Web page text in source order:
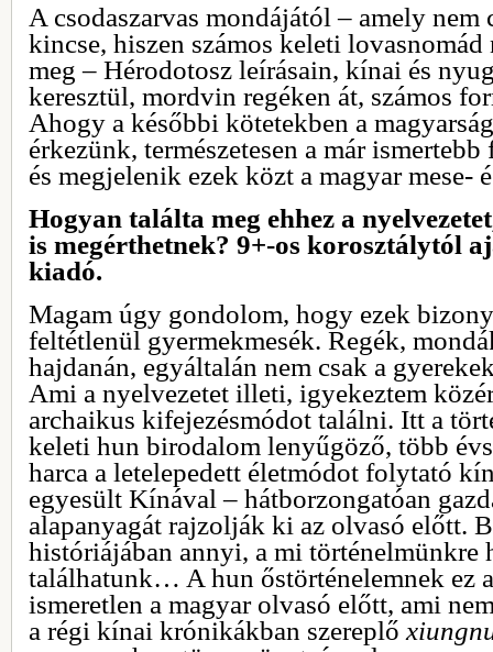
A csodaszarvas mondájától – amely nem
kincse, hiszen számos keleti
meg – Hérodotosz leírásain, kínai és
keresztül, mordvin regéken át, számos
Ahogy a későbbi kötetekben a
érkezünk, természetesen a már
és megjelenik ezek közt a magyar mese-
Hogyan találta meg ehhez a
is megérthetnek? 9+-os korosztálytól
kiadó.
Magam úgy gondolom, hogy ezek
feltétlenül gyermekmesék. Regék,
hajdanán, egyáltalán nem csak a
Ami a nyelvezetet illeti, igyekeztem
archaikus kifejezésmódot találni. Itt a
keleti hun birodalom lenyűgöző, több
harca a letelepedett életmódot folytató
egyesült Kínával – hátborzongatóan
alapanyagát rajzolják ki az olvasó előtt.
históriájában annyi, a mi történelmünkre
találhatunk… A hun őstörténelemnek ez
ismeretlen a magyar olvasó előtt, ami
a régi kínai krónikákban szereplő